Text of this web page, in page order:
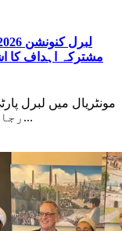
مشترکہ اہداف کا
رجائیت اور نئے عزم سے بھرے ہوئے...